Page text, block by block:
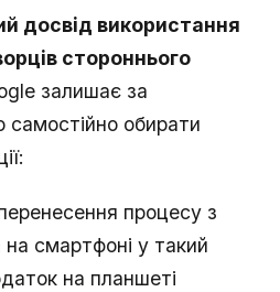
досвід використання
стороннього
залишає за
самостійно обирати
процесу з
смартфоні у такий
на планшеті